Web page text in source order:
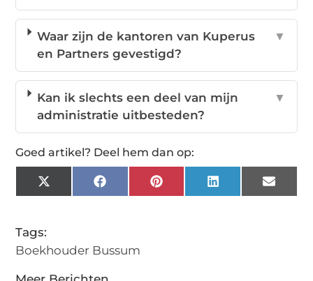
Waar zijn de kantoren van Kuperus
en Partners gevestigd?
▼
Kan ik slechts een deel van mijn
administratie uitbesteden?
▼
Goed artikel? Deel hem dan op:
X
(Twitter)
FacebookPinterestLinkedInEmail
Tags:
Boekhouder Bussum